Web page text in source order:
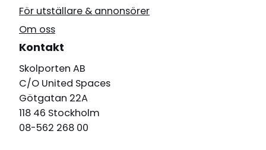
För utställare & annonsörer
Om oss
Kontakt
Skolporten AB
C/O United Spaces
Götgatan 22A
118 46 Stockholm
08-562 268 00